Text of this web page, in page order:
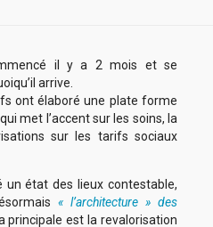
il y a 2 mois et se
arrive.
ont élaboré une plate forme
met l’accent sur les soins, la
sur les tarifs sociaux
un état des lieux contestable,
« l’architecture » des
principale est la revalorisation